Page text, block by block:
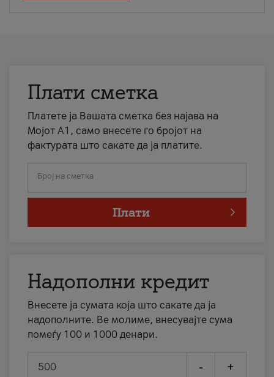
Плати сметка
Платете ја Вашата сметка без најава на
Мојот А1, само внесете го бројот на
фактурата што сакате да ја платите.
Број на сметка
Плати
Надополни кредит
Внесете ја сумата која што сакате да ја
надополните. Ве молиме, внесувајте сума
помеѓу 100 и 1000 денари.
- +